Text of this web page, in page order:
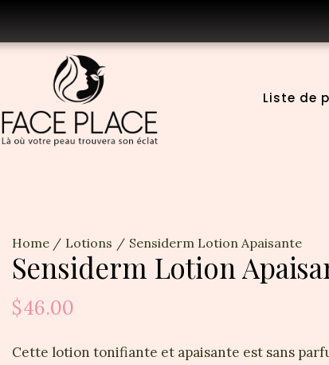
Liste de
Home Lotions Sensiderm Lotion Apaisante
Sensiderm Lotion
$46.00
Cette lotion tonifiante et apaisante est sans